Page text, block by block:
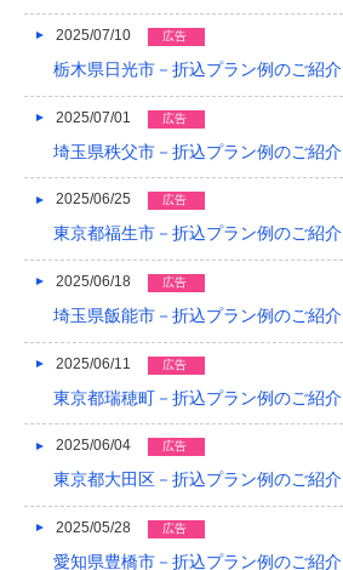
2017/01
2016/12
2016/11
2016/10
2016/07
2016/06
2016/05
2016/04
2016/03
2025/07/10 広告
栃木県日光市－折込プラン例のご紹介
2025/07/01 広告
埼玉県秩父市－折込プラン例のご紹介
2025/06/25 広告
東京都福生市－折込プラン例のご紹介
2025/06/18 広告
埼玉県飯能市－折込プラン例のご紹介
2025/06/11 広告
東京都瑞穂町－折込プラン例のご紹介
2025/06/04 広告
東京都大田区－折込プラン例のご紹介
2025/05/28 広告
愛知県豊橋市－折込プラン例のご紹介